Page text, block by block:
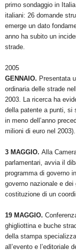
primo sondaggio in
italiani: 26 domande
emerge un dato
anno ha subito un
strade.
2005
GENNAIO. Presentata
ordinaria delle strade
2003. La ricerca ha
della patente a punti, si
in meno dell’anno
milioni di euro nel 2003).
3 MAGGIO. Alla
parlamentari, avvia il
programma di governo
governo nazionale e dei
costituzione di un
19 MAGGIO.
ghigliottina e buche
della stampa
all’evento e l’editoriale